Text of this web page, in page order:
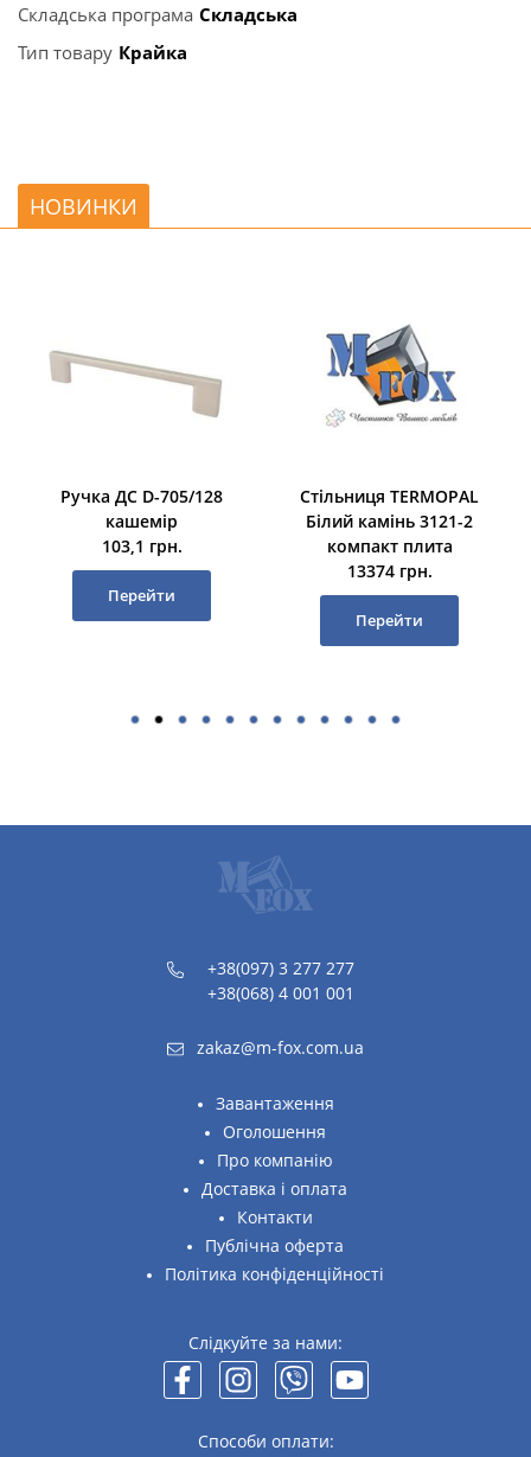
Складська програма Складська
Тип товару Крайка
НОВИНКИ
Ручка ДС D-705/128
кашемір
103,1 грн.
Перейти
Стільниця TERMOPAL
Білий камінь 3121-2
компакт плита
13374 грн.
Перейти
+38(097) 3 277 277
+38(068) 4 001 001
zakaz@m-fox.com.ua
Завантаження
Оголошення
Про компанію
Доставка і оплата
Контакти
Публічна оферта
Політика конфіденційності
Слідкуйте за нами:
Способи оплати: